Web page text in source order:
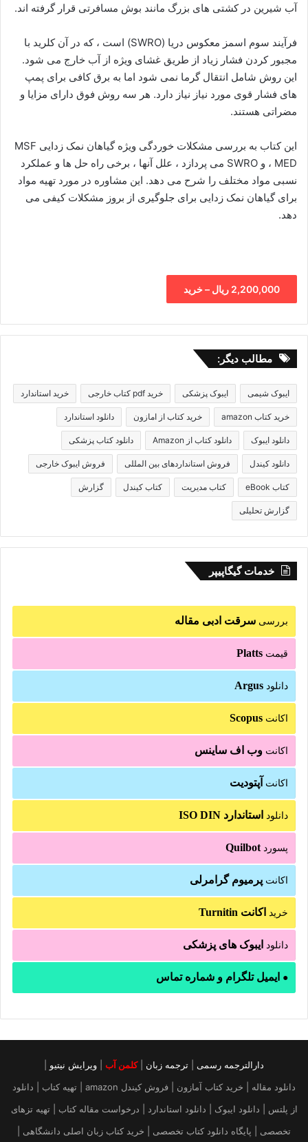
آب شیرین در کشتی های بزرگ مانند بوش مسافرتی قرار گرفته اند.
فرآیند سوم اسمز معکوس دریا (SWRO) است ، که در آن کلرید با
مجبور کردن فشار زیاد از طریق غشای ویژه از آب خارج می شود.
این روش شامل انتقال گرما نمی شود اما به برق کافی برای پمپ
های فشار قوی مورد نیاز نیاز دارد. هر سه روش فوق دارای مزایا و
مضراتی هستند.
این کتاب به بررسی مشکلات خوردگی ویژه گیاهان نمک زدایی MSF
، MED و SWRO می پردازد ، علل آنها ، برخی راه حل ها و عملکرد
نسبی مواد مختلف را شرح می دهد. این مشاوره در مورد تهیه مواد
برای گیاهان نمک زدایی برای جلوگیری از بروز مشکلات کیفی می
دهد.
2,200,000 ریال – خرید
مطالب دیگر:
ایبوک شیمی ایبوک پزشکی خرید pdf کتاب خارجی خرید استاندارد
خرید کتاب amazon خرید کتاب از امازون دانلود استاندارد
دانلود ایبوک دانلود کتاب از Amazon دانلود کتاب پزشکی
دانلود کیندل فروش استانداردهای بین المللی فروش ایبوک خارجی
کتاب eBook کتاب مدیریت کتاب کیندل گزارش
گزارش تحلیلی
خدمات گیگاپیپر
بررسی سرقت ادبی مقاله
قیمت Platts
دانلود Argus
اکانت Scopus
اکانت وب اف ساینس
اکانت آپتودیت
دانلود استاندارد ISO DIN
پسورد Quilbot
اکانت پرمیوم گرامرلی
خرید اکانت Turnitin
دانلود ایبوک های پزشکی
● ایمیل تلگرام و شماره تماس
دارالترجمه رسمی ترجمه زبان |کلمن آب ویرایش نیتیو
دانلود مقاله | خرید کتاب آمازون | فروش کیندل amazon | تهیه کتاب | دانلود
از پلتس | دانلود ایبوک | دانلود استاندارد | درخواست مقاله کتاب | تهیه تزهای
تخصصی | پایگاه دانلود کتاب تخصصی | خرید کتاب زبان اصلی دانشگاهی |